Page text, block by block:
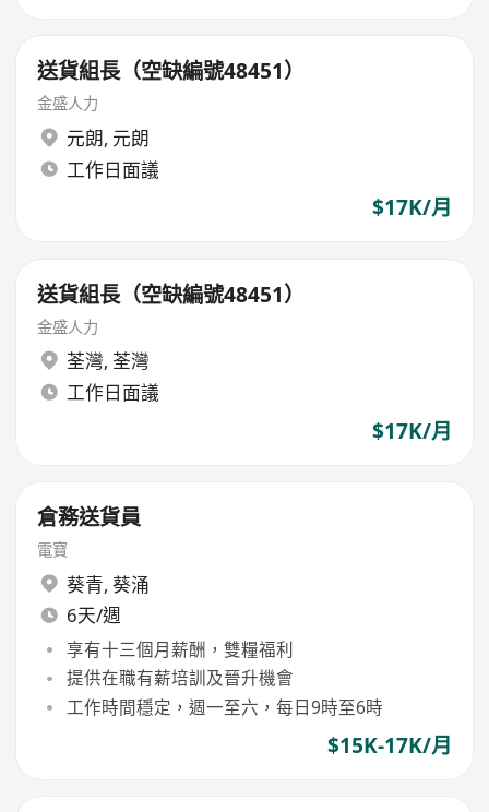
送貨組長（空缺編號48451）
金盛人力
元朗, 元朗
工作日面議
$17K/月
送貨組長（空缺編號48451）
金盛人力
荃灣, 荃灣
工作日面議
$17K/月
倉務送貨員
電寶
葵青, 葵涌
6天/週
享有十三個月薪酬，雙糧福利
提供在職有薪培訓及晉升機會
工作時間穩定，週一至六，每日9時至6時
$15K-17K/月